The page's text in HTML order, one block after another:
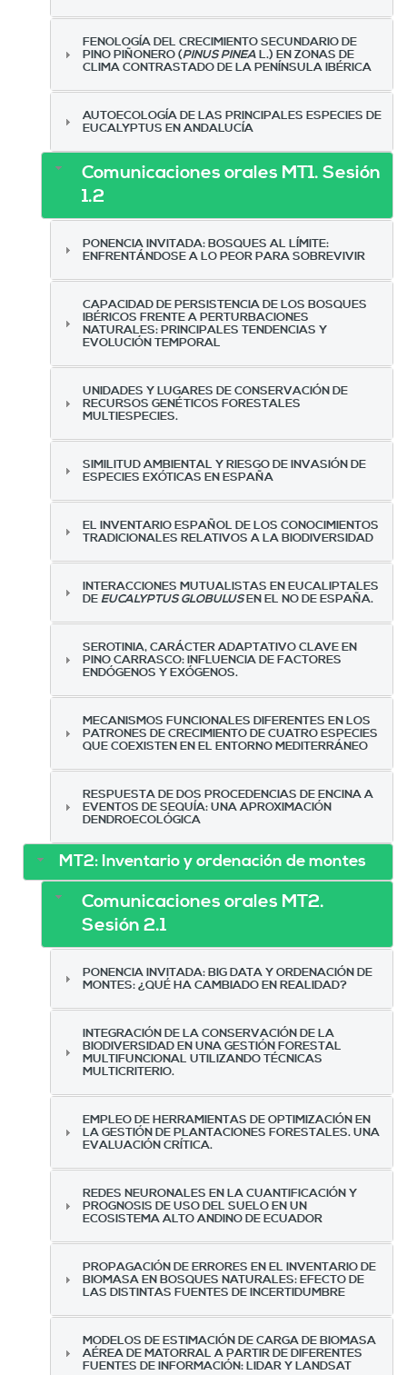
FENOLOGÍA DEL CRECIMIENTO SECUNDARIO DE
PINO PIÑONERO (PINUS PINEAL.) EN ZONAS DE
CLIMA CONTRASTADO DE LA PENÍNSULA IBÉRICA
AUTOECOLOGÍA DE LAS PRINCIPALES ESPECIES DE
EUCALYPTUS EN ANDALUCÍA
Comunicaciones orales MT1. Sesión
1.2
PONENCIA INVITADA: BOSQUES AL LÍMITE:
ENFRENTÁNDOSE A LO PEOR PARA SOBREVIVIR
CAPACIDAD DE PERSISTENCIA DE LOS BOSQUES
IBÉRICOS FRENTE A PERTURBACIONES
NATURALES: PRINCIPALES TENDENCIAS Y
EVOLUCIÓN TEMPORAL
UNIDADES Y LUGARES DE CONSERVACIÓN DE
RECURSOS GENÉTICOS FORESTALES
MULTIESPECIES.
SIMILITUD AMBIENTAL Y RIESGO DE INVASIÓN DE
ESPECIES EXÓTICAS EN ESPAÑA
EL INVENTARIO ESPAÑOL DE LOS CONOCIMIENTOS
TRADICIONALES RELATIVOS A LA BIODIVERSIDAD
INTERACCIONES MUTUALISTAS EN EUCALIPTALES
DEEUCALYPTUS GLOBULUSEN EL NO DE ESPAÑA.
SEROTINIA, CARÁCTER ADAPTATIVO CLAVE EN
PINO CARRASCO: INFLUENCIA DE FACTORES
ENDÓGENOS Y EXÓGENOS.
MECANISMOS FUNCIONALES DIFERENTES EN LOS
PATRONES DE CRECIMIENTO DE CUATRO ESPECIES
QUE COEXISTEN EN EL ENTORNO MEDITERRÁNEO
RESPUESTA DE DOS PROCEDENCIAS DE ENCINA A
EVENTOS DE SEQUÍA: UNA APROXIMACIÓN
DENDROECOLÓGICA
MT2: Inventario y ordenación de montes
Comunicaciones orales MT2.
Sesión 2.1
PONENCIA INVITADA: BIG DATA Y ORDENACIÓN DE
MONTES: ¿QUÉ HA CAMBIADO EN REALIDAD?
INTEGRACIÓN DE LA CONSERVACIÓN DE LA
BIODIVERSIDAD EN UNA GESTIÓN FORESTAL
MULTIFUNCIONAL UTILIZANDO TÉCNICAS
MULTICRITERIO.
EMPLEO DE HERRAMIENTAS DE OPTIMIZACIÓN EN
LA GESTIÓN DE PLANTACIONES FORESTALES. UNA
EVALUACIÓN CRÍTICA.
REDES NEURONALES EN LA CUANTIFICACIÓN Y
PROGNOSIS DE USO DEL SUELO EN UN
ECOSISTEMA ALTO ANDINO DE ECUADOR
PROPAGACIÓN DE ERRORES EN EL INVENTARIO DE
BIOMASA EN BOSQUES NATURALES: EFECTO DE
LAS DISTINTAS FUENTES DE INCERTIDUMBRE
MODELOS DE ESTIMACIÓN DE CARGA DE BIOMASA
AÉREA DE MATORRAL A PARTIR DE DIFERENTES
FUENTES DE INFORMACIÓN: LIDAR Y LANDSAT